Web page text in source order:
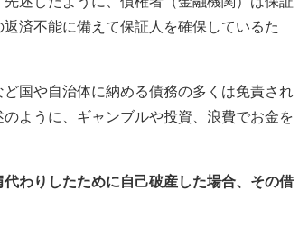
済不能に備えて保証人を確保しているた
国や自治体に納める債務の多くは免責され
ように、ギャンブルや投資、浪費でお金を
わりしたために自己破産した場合、その借